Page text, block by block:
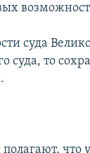
суда
то
что